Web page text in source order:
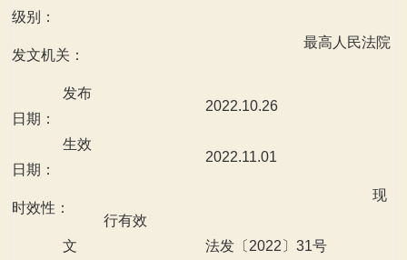
级别：
发文机关：
最高人民法院
发布
日期：
2022.10.26
生效
日期：
2022.11.01
时效性：
现
行有效
文
法发〔2022〕31号